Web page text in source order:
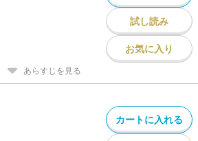
試し読み
お気に入り
あらすじを見る
カートに入れる